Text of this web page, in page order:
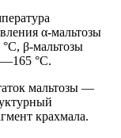
α-мальтозы
°C, β-​мальтозы
°C.
мальтозы —
крахмала.